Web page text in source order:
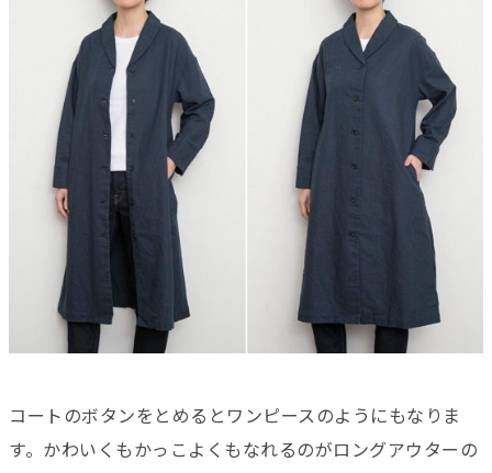
コートのボタンをとめるとワンピースのようにもなりま
す。かわいくもかっこよくもなれるのがロングアウターの